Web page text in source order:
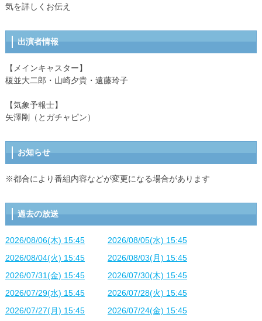
気を詳しくお伝え
出演者情報
【メインキャスター】
榎並大二郎・山崎夕貴・遠藤玲子
【気象予報士】
矢澤剛（とガチャピン）
お知らせ
※都合により番組内容などが変更になる場合があります
過去の放送
2026/08/06(木) 15:45
2026/08/05(水) 15:45
2026/08/04(火) 15:45
2026/08/03(月) 15:45
2026/07/31(金) 15:45
2026/07/30(木) 15:45
2026/07/29(水) 15:45
2026/07/28(火) 15:45
2026/07/27(月) 15:45
2026/07/24(金) 15:45